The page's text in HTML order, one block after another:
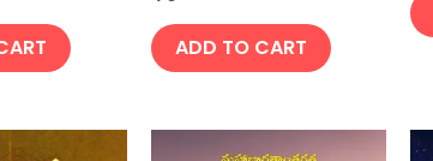
ADD TO CART